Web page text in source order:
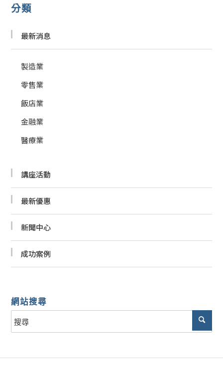
分類
最新消息
製造業
零售業
飯店業
金融業
醫療業
講座活動
最新優惠
新聞中心
成功案例
網站搜尋